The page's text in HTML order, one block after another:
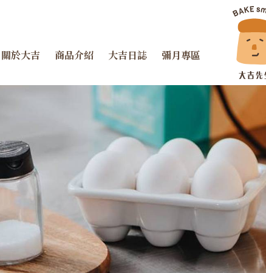
關於大吉 商品介紹 大吉日誌 彌月專區